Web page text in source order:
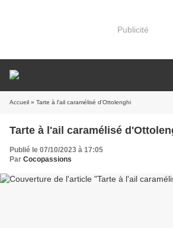
Publicité
Accueil » Tarte à l'ail caramélisé d'Ottolenghi
Tarte à l'ail caramélisé
Publié le 07/10/2023 à 17:05
Par Cocopassions